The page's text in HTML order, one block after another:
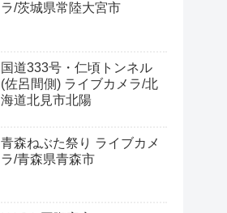
ラ/茨城県常陸大宮市
国道333号・仁頃トンネル
(佐呂間側) ライブカメラ/北
海道北見市北陽
青森ねぶた祭り ライブカメ
ラ/青森県青森市